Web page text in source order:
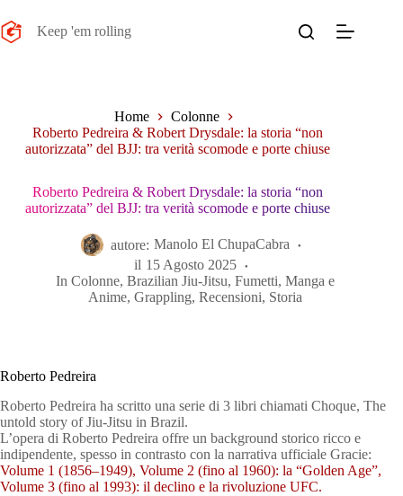
al
contenuto
Keep 'em rolling
Home
Colonne
Roberto Pedreira & Robert Drysdale: la storia “non
autorizzata” del BJJ: tra verità scomode e porte chiuse
Roberto Pedreira & Robert Drysdale: la storia “non
autorizzata” del BJJ: tra verità scomode e porte chiuse
autore: Manolo El ChupaCabra
il 15 Agosto 2025
In Colonne,Brazilian Jiu-Jitsu,Fumetti, Manga e
Anime,Grappling,Recensioni, Storia
Roberto Pedreira
Roberto Pedreira ha scritto una serie di 3 libri chiamati Choque, The
untold story of Jiu-Jitsu in Brazil.
L’opera di Roberto Pedreira offre un background storico ricco e
indipendente, spesso in contrasto con la narrativa ufficiale Gracie:
Volume 1 (1856–1949), Volume 2 (fino al 1960): la “Golden Age”,
Volume 3 (fino al 1993): il declino e la rivoluzione UFC.